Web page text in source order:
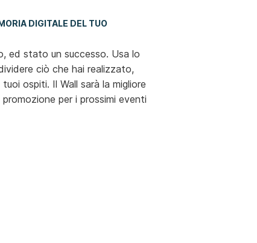
DIGITALE DEL TUO
ed stato un successo. Usa lo
ciò che hai realizzato,
ospiti. Il Wall sarà la migliore
per i prossimi eventi